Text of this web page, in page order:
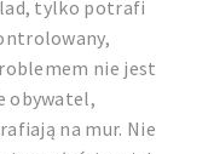
tylko potrafi
nie jest
obywatel,
na mur. Nie